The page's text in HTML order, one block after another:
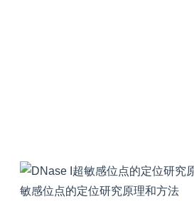
敏感位点的定位研究原理和方法